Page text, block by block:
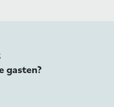
gasten?